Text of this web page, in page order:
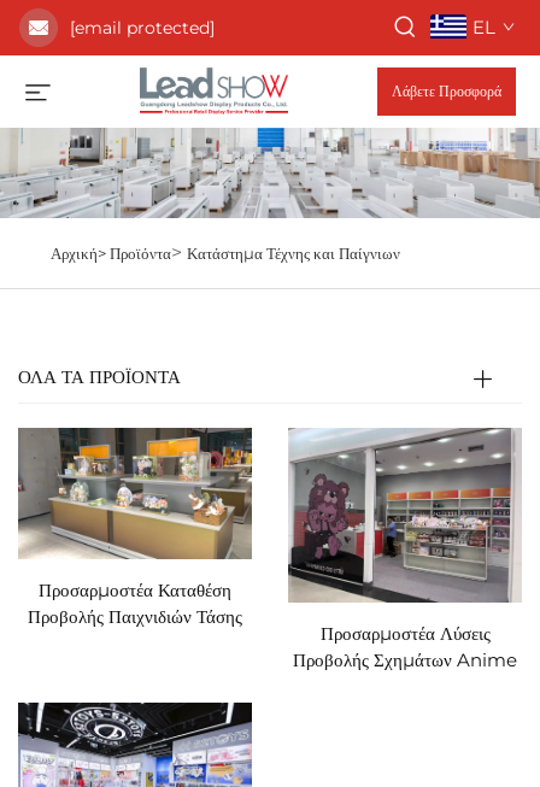
[email protected] EL
Λάβετε Προσφορά
Αρχική>Προϊόντα> Κατάστημα Τέχνης και Παίγνιων
ΌΛΑ ΤΑ ΠΡΟΪΟΝΤΑ
Προσαρμοστέα Καταθέση
Προβολής Παιχνιδιών Τάσης
Προσαρμοστέα Λύσεις
Προβολής Σχημάτων Anime